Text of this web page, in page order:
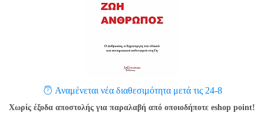
Αναμένεται νέα διαθεσιμότητα μετά τις 24-8
Χωρίς έξοδα αποστολής για παραλαβή από οποιοδήποτε eshop point!